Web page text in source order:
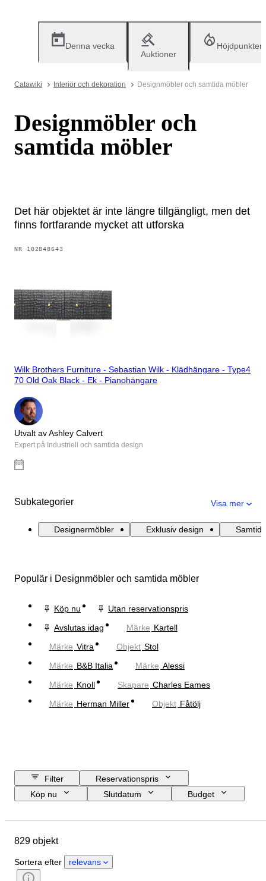
Denna vecka
Auktioner
Höjdpunkter
Catawiki Interiör och dekoration Designmöbler och samtida möbler
Designmöbler och
samtida möbler
Det här objektet är inte längre tillgängligt, men det
finns fortfarande mycket att utforska
NR 102848643
Wilk Brothers Furniture - Sebastian Wilk - Klädhängare - Type4
70 Old Oak Black - Ek - Pianohängare
Utvalt av Ashley Calvert
Expert på Industriell och samtida design
Subkategorier Visa mer
Designermöbler Exklusiv design
Populär i Designmöbler och samtida möbler
Köp nu
Utan reservationspris
Avslutas idag
Märke Kartell
Märke Vitra Objekt Stol
Märke B&B Italia Märke Alessi
Märke Knoll Skapare Charles Eames
Märke Herman Miller Objekt Fåtölj
Filter
Reservationspris
Köp nu
Slutdatum
Budget
Ursprungsland
Extra tillbehör
Ämne
Stil
829 objekt
Sortera efter relevans